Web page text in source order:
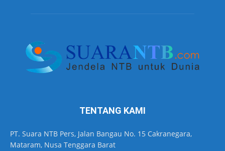
TENTANG KAMI
PT. Suara NTB Pers, Jalan Bangau No. 15 Cakranegara,
Mataram, Nusa Tenggara Barat